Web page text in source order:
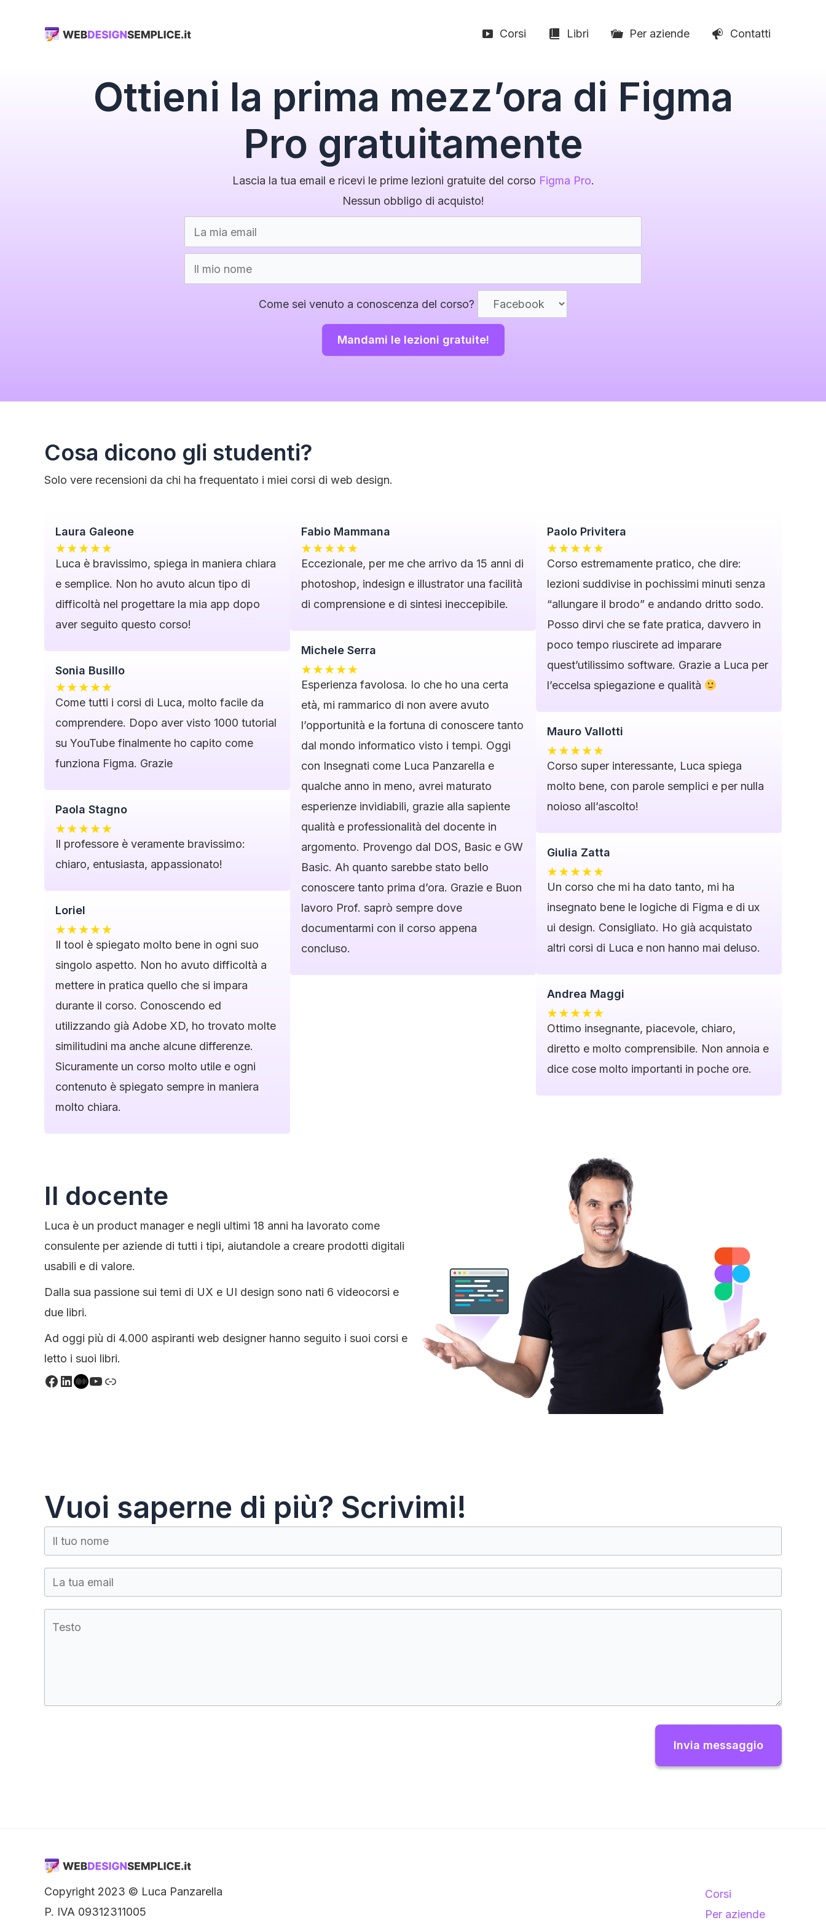
Corsi Libri Per aziende Contatti
Ottieni la prima mezz’ora di Figma
Pro gratuitamente
Lascia la tua email e ricevi le prime lezioni gratuite del corso Figma Pro.
Nessun obbligo di acquisto!
Come sei venuto a conoscenza del corso?
Cosa dicono gli studenti?
Solo vere recensioni da chi ha frequentato i miei corsi di web design.
Laura Galeone
Luca è bravissimo, spiega in maniera chiara
e semplice. Non ho avuto alcun tipo di
difficoltà nel progettare la mia app dopo
aver seguito questo corso!
Sonia Busillo
Come tutti i corsi di Luca, molto facile da
comprendere. Dopo aver visto 1000 tutorial
su YouTube finalmente ho capito come
funziona Figma. Grazie
Paola Stagno
Il professore è veramente bravissimo:
chiaro, entusiasta, appassionato!
Loriel
Il tool è spiegato molto bene in ogni suo
singolo aspetto. Non ho avuto difficoltà a
mettere in pratica quello che si impara
durante il corso. Conoscendo ed
utilizzando già Adobe XD, ho trovato molte
similitudini ma anche alcune differenze.
Sicuramente un corso molto utile e ogni
contenuto è spiegato sempre in maniera
molto chiara.
Fabio Mammana
Eccezionale, per me che arrivo da 15 anni di
photoshop, indesign e illustrator una facilità
di comprensione e di sintesi ineccepibile.
Michele Serra
Esperienza favolosa. Io che ho una certa
età, mi rammarico di non avere avuto
l’opportunità e la fortuna di conoscere tanto
dal mondo informatico visto i tempi. Oggi
con Insegnati come Luca Panzarella e
qualche anno in meno, avrei maturato
esperienze invidiabili, grazie alla sapiente
qualità e professionalità del docente in
argomento. Provengo dal DOS, Basic e GW
Basic. Ah quanto sarebbe stato bello
conoscere tanto prima d’ora. Grazie e Buon
lavoro Prof. saprò sempre dove
documentarmi con il corso appena
concluso.
Paolo Privitera
Corso estremamente pratico, che dire:
lezioni suddivise in pochissimi minuti senza
“allungare il brodo” e andando dritto sodo.
Posso dirvi che se fate pratica, davvero in
poco tempo riuscirete ad imparare
quest’utilissimo software. Grazie a Luca per
l’eccelsa spiegazione e qualità
Mauro Vallotti
Corso super interessante, Luca spiega
molto bene, con parole semplici e per nulla
noioso all’ascolto!
Giulia Zatta
Un corso che mi ha dato tanto, mi ha
insegnato bene le logiche di Figma e di ux
ui design. Consigliato. Ho già acquistato
altri corsi di Luca e non hanno mai deluso.
Andrea Maggi
Ottimo insegnante, piacevole, chiaro,
diretto e molto comprensibile. Non annoia e
dice cose molto importanti in poche ore.
Il docente
Luca è un product manager e negli ultimi 18 anni ha lavorato come
consulente per aziende di tutti i tipi, aiutandole a creare prodotti digitali
usabili e di valore.
Dalla sua passione sui temi di UX e UI design sono nati 6 videocorsi e
due libri.
Ad oggi più di 4.000 aspiranti web designer hanno seguito i suoi corsi e
letto i suoi libri.
Facebook LinkedIn MediumYouTube Link
Vuoi saperne di più? Scrivimi!
Invia messaggio
Copyright 2023 © Luca Panzarella
P. IVA 09312311005
Corsi
Per aziende